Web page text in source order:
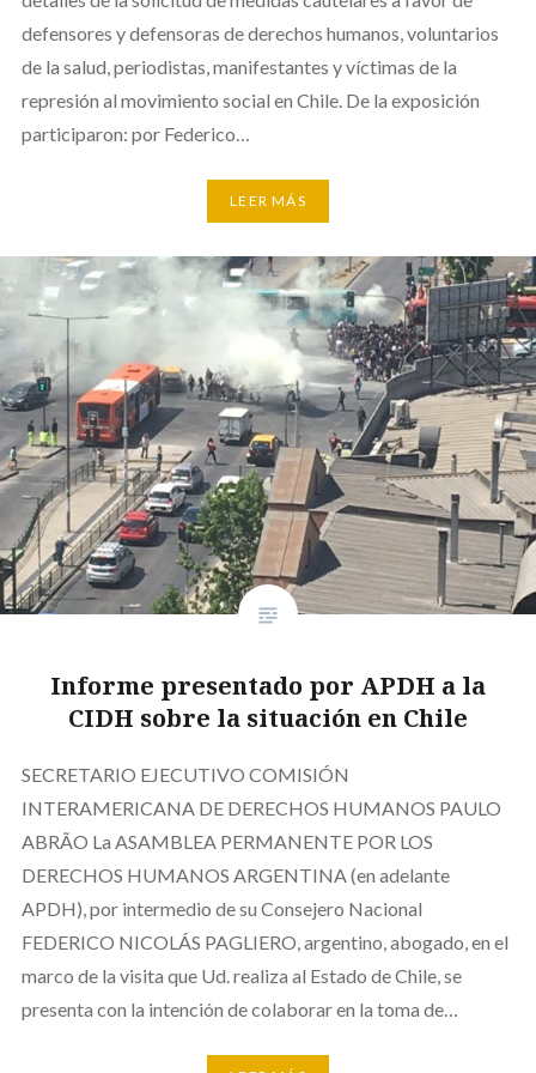
defensores y defensoras de derechos humanos, voluntarios
de la salud, periodistas, manifestantes y víctimas de la
represión al movimiento social en Chile. De la exposición
participaron: por Federico…
LEER MÁS
Informe presentado por APDH a la
CIDH sobre la situación en Chile
SECRETARIO EJECUTIVO COMISIÓN
INTERAMERICANA DE DERECHOS HUMANOS PAULO
ABRÃO La ASAMBLEA PERMANENTE POR LOS
DERECHOS HUMANOS ARGENTINA (en adelante
APDH), por intermedio de su Consejero Nacional
FEDERICO NICOLÁS PAGLIERO, argentino, abogado, en el
marco de la visita que Ud. realiza al Estado de Chile, se
presenta con la intención de colaborar en la toma de…